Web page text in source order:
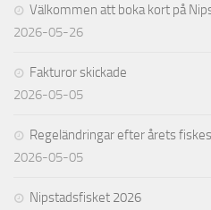
Välkommen att boka kort på
2026-05-26
Fakturor skickade
2026-05-05
Regeländringar efter årets
2026-05-05
Nipstadsfisket 2026